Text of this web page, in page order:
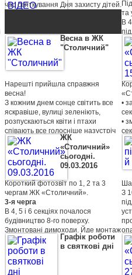
час святкування Дня захисту дітей.
та
В
Весна в ЖК
"Столичний"
Нарешті прийшла справжня
весна!
З кожним днем сонце світить все
яскравіше, вулиці зеленіють,
розпускаються квіти і птахи
співають все голосніше назустріч
теплим весняним дням!
•
•
•
•
і 6
ЖК
«Столичний»
сьогоднi.
09.03.2016
Короткий фотозвiт по 1, 2 та 3
чергам ЖК «Столичний».
3-я черга
В 4, 5 і 6 секціях почалося
будівництво 8-го поверху.
Змонтовані димоходи. Йде монтаж
системи водопостачання квартир.
З
Графік роботи
в святкові дні